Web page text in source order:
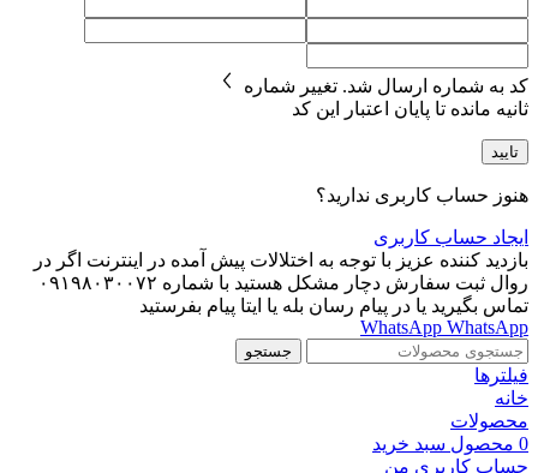
کد به شماره ارسال شد. تغییر شماره
ثانیه مانده تا پایان اعتبار این کد
تایید
هنوز حساب کاربری ندارید؟
ایجاد حساب کاربری
بازدید کننده عزیز با توجه به اختلالات پیش آمده در اینترنت اگر در
روال ثبت سفارش دچار مشکل هستید با شماره ۰۹۱۹۸۰۳۰۰۷۲
تماس بگیرید یا در پیام رسان بله یا ایتا پیام بفرستید
WhatsApp WhatsApp
جستجو
فیلترها
خانه
محصولات
0 محصول سبد خرید
حساب کاربری من